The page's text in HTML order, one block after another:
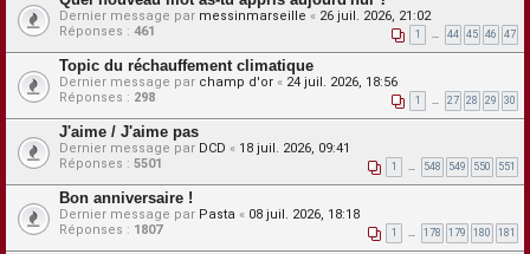
Dernier message par messinmarseille « 26 juil. 2026, 21:02
Réponses : 461 1 … 44 45 46 47
Topic du réchauffement climatique
Dernier message par champ d'or « 24 juil. 2026, 18:56
Réponses : 298 1 … 27 28 29 30
J'aime / J'aime pas
Dernier message par DCD « 18 juil. 2026, 09:41
Réponses : 5501 1 … 548 549 550 551
Bon anniversaire !
Dernier message par Pasta « 08 juil. 2026, 18:18
Réponses : 1807 1 … 178 179 180 181